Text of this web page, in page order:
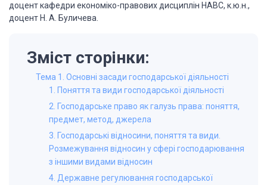
доцент кафедри економіко-правових дисциплін НАВС, к.ю.н.,
доцент Н. А. Буличева.
Зміст сторінки:
Тема 1. Основні засади господарської діяльності
1. Поняття та види господарської діяльності
2. Господарське право як галузь права: поняття,
предмет, метод, джерела
3. Господарські відносини, поняття та види.
Розмежування відносин у сфері господарювання
з іншими видами відносин
4. Державне регулювання господарської